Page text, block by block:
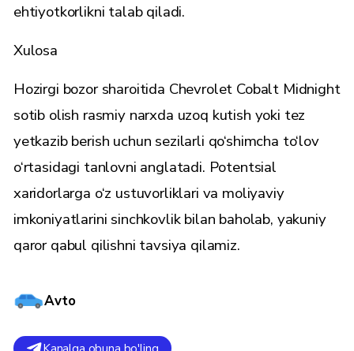
ehtiyotkorlikni talab qiladi.
Xulosa
Hozirgi bozor sharoitida Chevrolet Cobalt Midnight
sotib olish rasmiy narxda uzoq kutish yoki tez
yetkazib berish uchun sezilarli qo‘shimcha to‘lov
o‘rtasidagi tanlovni anglatadi. Potentsial
xaridorlarga o‘z ustuvorliklari va moliyaviy
imkoniyatlarini sinchkovlik bilan baholab, yakuniy
qaror qabul qilishni tavsiya qilamiz.
Avto